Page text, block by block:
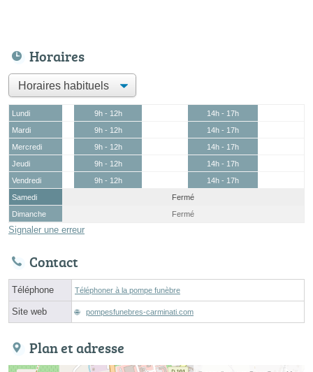
Horaires
Lundi 9h - 12h
14h - 17h
Mardi
9h - 12h
14h - 17h
Mercredi
9h - 12h
14h - 17h
Jeudi
9h - 12h
14h - 17h
Vendredi
9h - 12h
14h - 17h
Samedi
Fermé
Dimanche
Fermé
Signaler une erreur
Contact
Téléphone Téléphoner à la pompe funèbre
Site web pompesfunebres-carminati.com
Plan et adresse